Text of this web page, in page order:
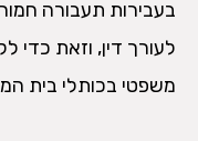
בעבירות תעבורה
לעורך דין, וזאת כדי
משפטי בכותלי בית